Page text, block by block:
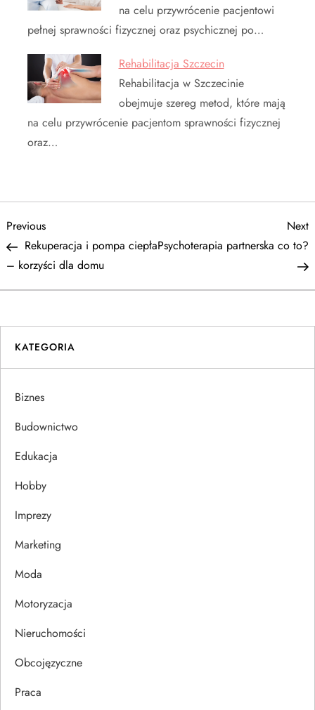
na celu przywrócenie pacjentowi
pełnej sprawności fizycznej oraz psychicznej po…
Rehabilitacja Szczecin
Rehabilitacja w Szczecinie
obejmuje szereg metod, które mają
na celu przywrócenie pacjentom sprawności fizycznej
oraz…
N
a
w
i
g
a
c
a
w
p
u
Previous
Post
Previous
Rekuperacja i pompa ciepła
– korzyści dla domu
Next
Psychoterapia partnerska co to?
KATEGORIA
Biznes
Budownictwo
Edukacja
Hobby
Imprezy
Marketing
Moda
Motoryzacja
Nieruchomości
Obcojęzyczne
Praca